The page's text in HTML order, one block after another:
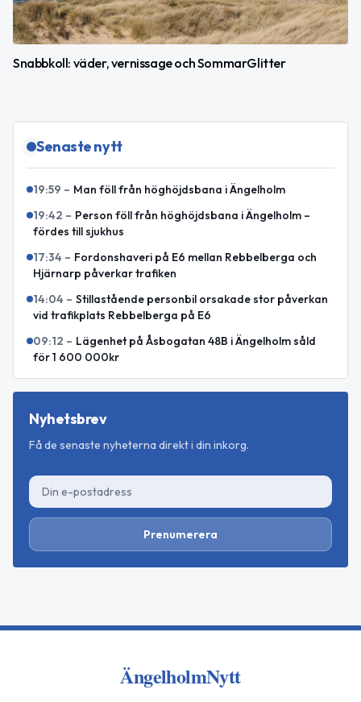
Snabbkoll: väder, vernissage och SommarGlitter
Senaste nytt
19:59 – Man föll från höghöjdsbana i Ängelholm
19:42 – Person föll från höghöjdsbana i Ängelholm –
fördes till sjukhus
17:34 – Fordonshaveri på E6 mellan Rebbelberga och
Hjärnarp påverkar trafiken
14:04 – Stillastående personbil orsakade stor påverkan
vid trafikplats Rebbelberga på E6
09:12 – Lägenhet på Åsbogatan 48B i Ängelholm såld
för 1 600 000kr
Nyhetsbrev
Få de senaste nyheterna direkt i din inkorg.
Prenumerera
ÄngelholmNytt